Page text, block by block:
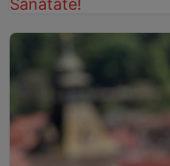
Sănătate!